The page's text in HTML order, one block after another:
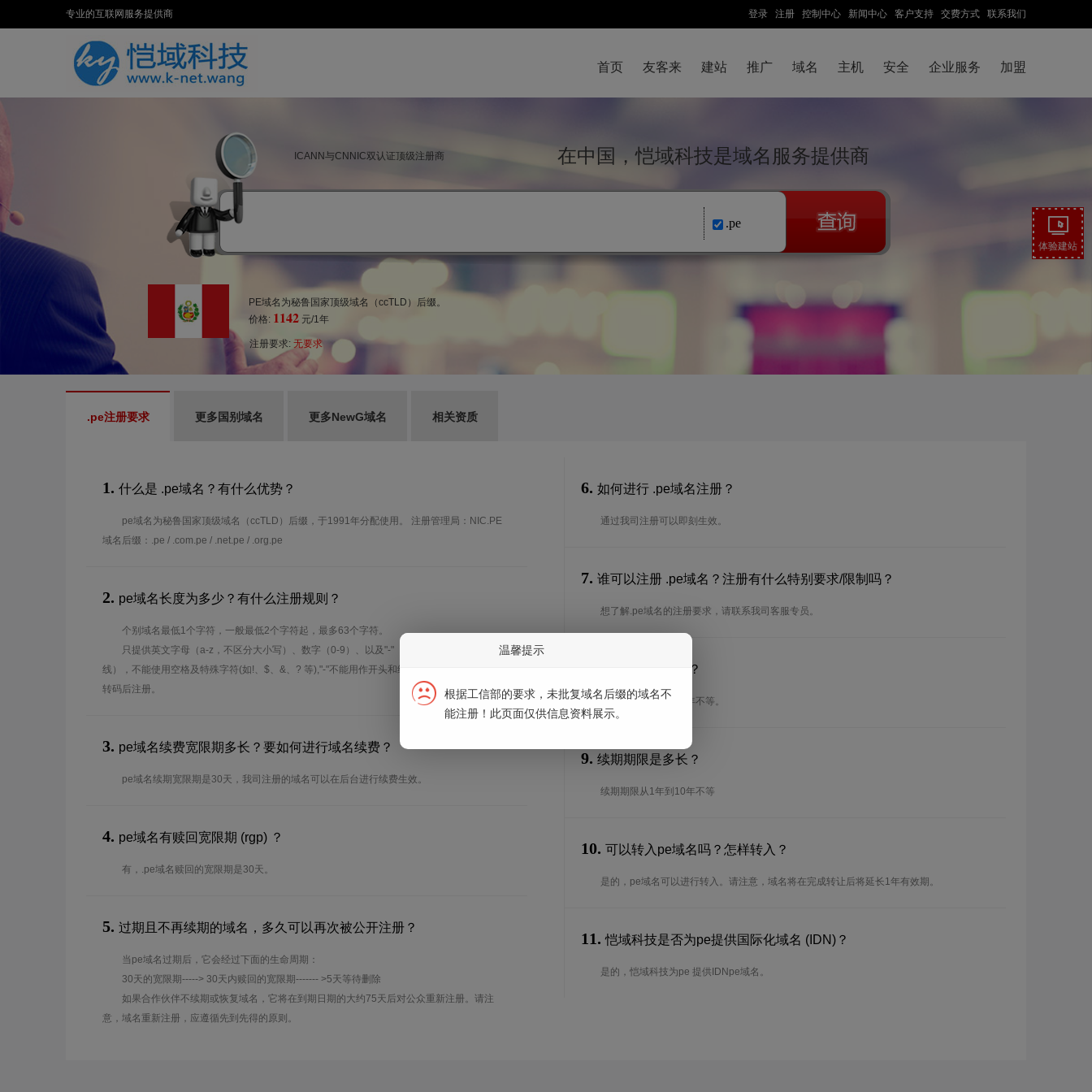
专业的互联网服务提供商 登录 注册 控制中心 新闻中心 客户支持 交费方式 联系我们
首页 友客来 建站 推广 域名 主机 安全 企业服务 加盟
ICANN与CNNIC双认证顶级注册商 在中国，恺域科技是域名服务提供商
.pe
PE域名为秘鲁国家顶级域名（ccTLD）后缀。
价格: 1142 元/1年
注册要求: 无要求
.pe注册要求 更多国别域名 更多NewG域名 相关资质
1. 什么是 .pe域名？有什么优势？
pe域名为秘鲁国家顶级域名（ccTLD）后缀，于1991年分配使用。 注册管理局：NIC.PE
域名后缀：.pe / .com.pe / .net.pe / .org.pe
2. pe域名长度为多少？有什么注册规则？
个别域名最低1个字符，一般最低2个字符起，最多63个字符。
只提供英文字母（a-z，不区分大小写）、数字（0-9）、以及"-"（英文中的连词号，即中横
线），不能使用空格及特殊字符(如!、$、&、? 等),"-"不能用作开头和结尾。注*中文域名实际是
转码后注册。
3. pe域名续费宽限期多长？要如何进行域名续费？
pe域名续期宽限期是30天，我司注册的域名可以在后台进行续费生效。
4. pe域名有赎回宽限期 (rgp) ？
有，.pe域名赎回的宽限期是30天。
5. 过期且不再续期的域名，多久可以再次被公开注册？
当pe域名过期后，它会经过下面的生命周期：
30天的宽限期-----> 30天内赎回的宽限期------- >5天等待删除
如果合作伙伴不续期或恢复域名，它将在到期日期的大约75天后对公众重新注册。请注
意，域名重新注册，应遵循先到先得的原则。
6. 如何进行 .pe域名注册？
通过我司注册可以即刻生效。
7. 谁可以注册 .pe域名？注册有什么特别要求/限制吗？
想了解.pe域名的注册要求，请联系我司客服专员。
注册期限是多长？
注册期限从1年到10年不等。
9. 续期期限是多长？
续期期限从1年到10年不等
10. 可以转入pe域名吗？怎样转入？
是的，pe域名可以进行转入。请注意，域名将在完成转让后将延长1年有效期。
11. 恺域科技是否为pe提供国际化域名 (IDN)？
是的，恺域科技为pe 提供IDNpe域名。
体验建站
温馨提示
根据工信部的要求，未批复域名后缀的域名不
能注册！此页面仅供信息资料展示。